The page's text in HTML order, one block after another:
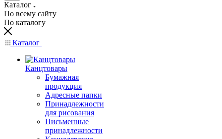
Каталог
По всему сайту
По каталогу
Каталог
Канцтовары
Бумажная
продукция
Адресные папки
Принадлежности
для рисования
Письменные
принадлежности